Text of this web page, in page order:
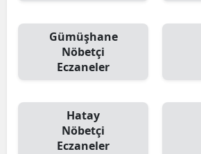
Gümüşhane
Nöbetçi
Eczaneler
Hatay
Nöbetçi
Eczaneler